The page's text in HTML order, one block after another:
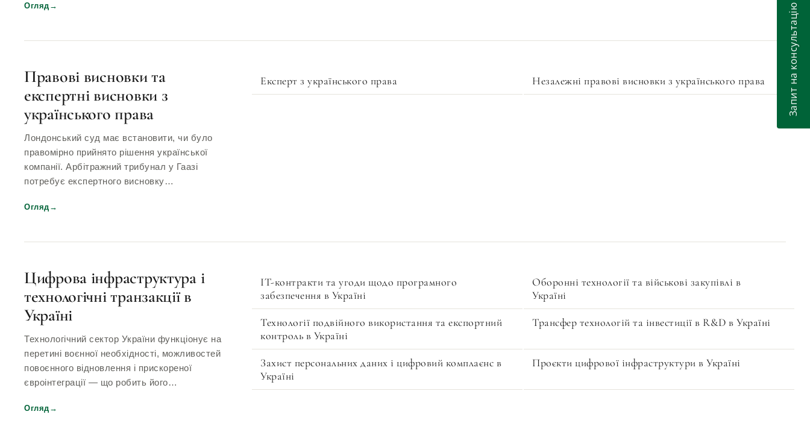
Огляд →
Правові висновки та
експертні висновки з
українського права
Лондонський суд має встановити, чи було
правомірно прийнято рішення української
компанії. Арбітражний трибунал у Гаазі
потребує експертного висновку…
Огляд →
Експерт з українського права Незалежні правові висновки з українського права
Цифрова інфраструктура і
технологічні транзакції в
Україні
Технологічний сектор України функціонує на
перетині воєнної необхідності, можливостей
повоєнного відновлення і прискореної
євроінтеграції — що робить його…
Огляд →
IT-контракти та угоди щодо програмного
забезпечення в Україні
Оборонні технології та військові закупівлі в
Україні
Технології подвійного використання та експортний
контроль в Україні
Трансфер технологій та інвестиції в R&D в Україні
Захист персональних даних і цифровий комплаєнс в
Україні
Проєкти цифрової інфраструктури в Україні
Запит на консультацію